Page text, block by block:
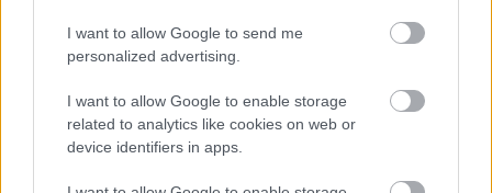
I want to allow Google to send me
personalized advertising.
I want to allow Google to enable storage
related to analytics like cookies on web or
device identifiers in apps.
HIRDETÉS